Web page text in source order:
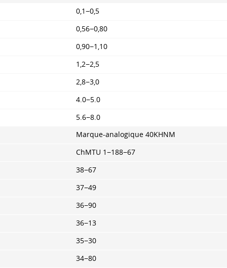
0,1−0,5
0,56−0,80
0,90−1,10
1,2−2,5
2,8−3,0
4.0−5.0
5.6−8.0
Marque-analogique 40KHNM
ChMTU 1−188−67
38−67
37−49
36−90
36−13
35−30
34−80